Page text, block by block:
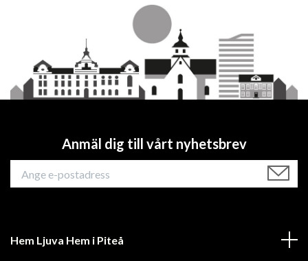
Anmäl dig till vårt nyhetsbrev
Hem Ljuva Hem i Piteå